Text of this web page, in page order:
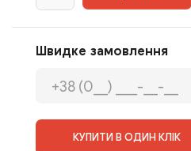
Швидке замовлення
КУПИТИ В ОДИН КЛІК